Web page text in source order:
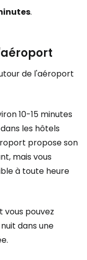
.
de l'aéroport
10-15 minutes
les hôtels
propose son
mais vous
à toute heure
vous pouvez
dans une